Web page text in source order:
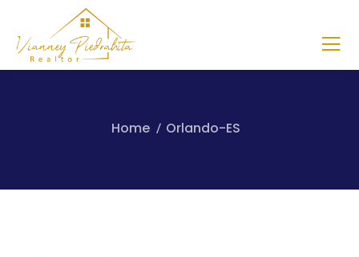
Home Orlando-ES